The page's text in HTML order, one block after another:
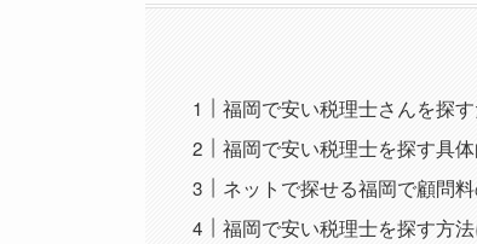
福岡で安い税理士さんを探
福岡で安い税理士を探す具
ネットで探せる福岡で顧問
福岡で安い税理士を探す方